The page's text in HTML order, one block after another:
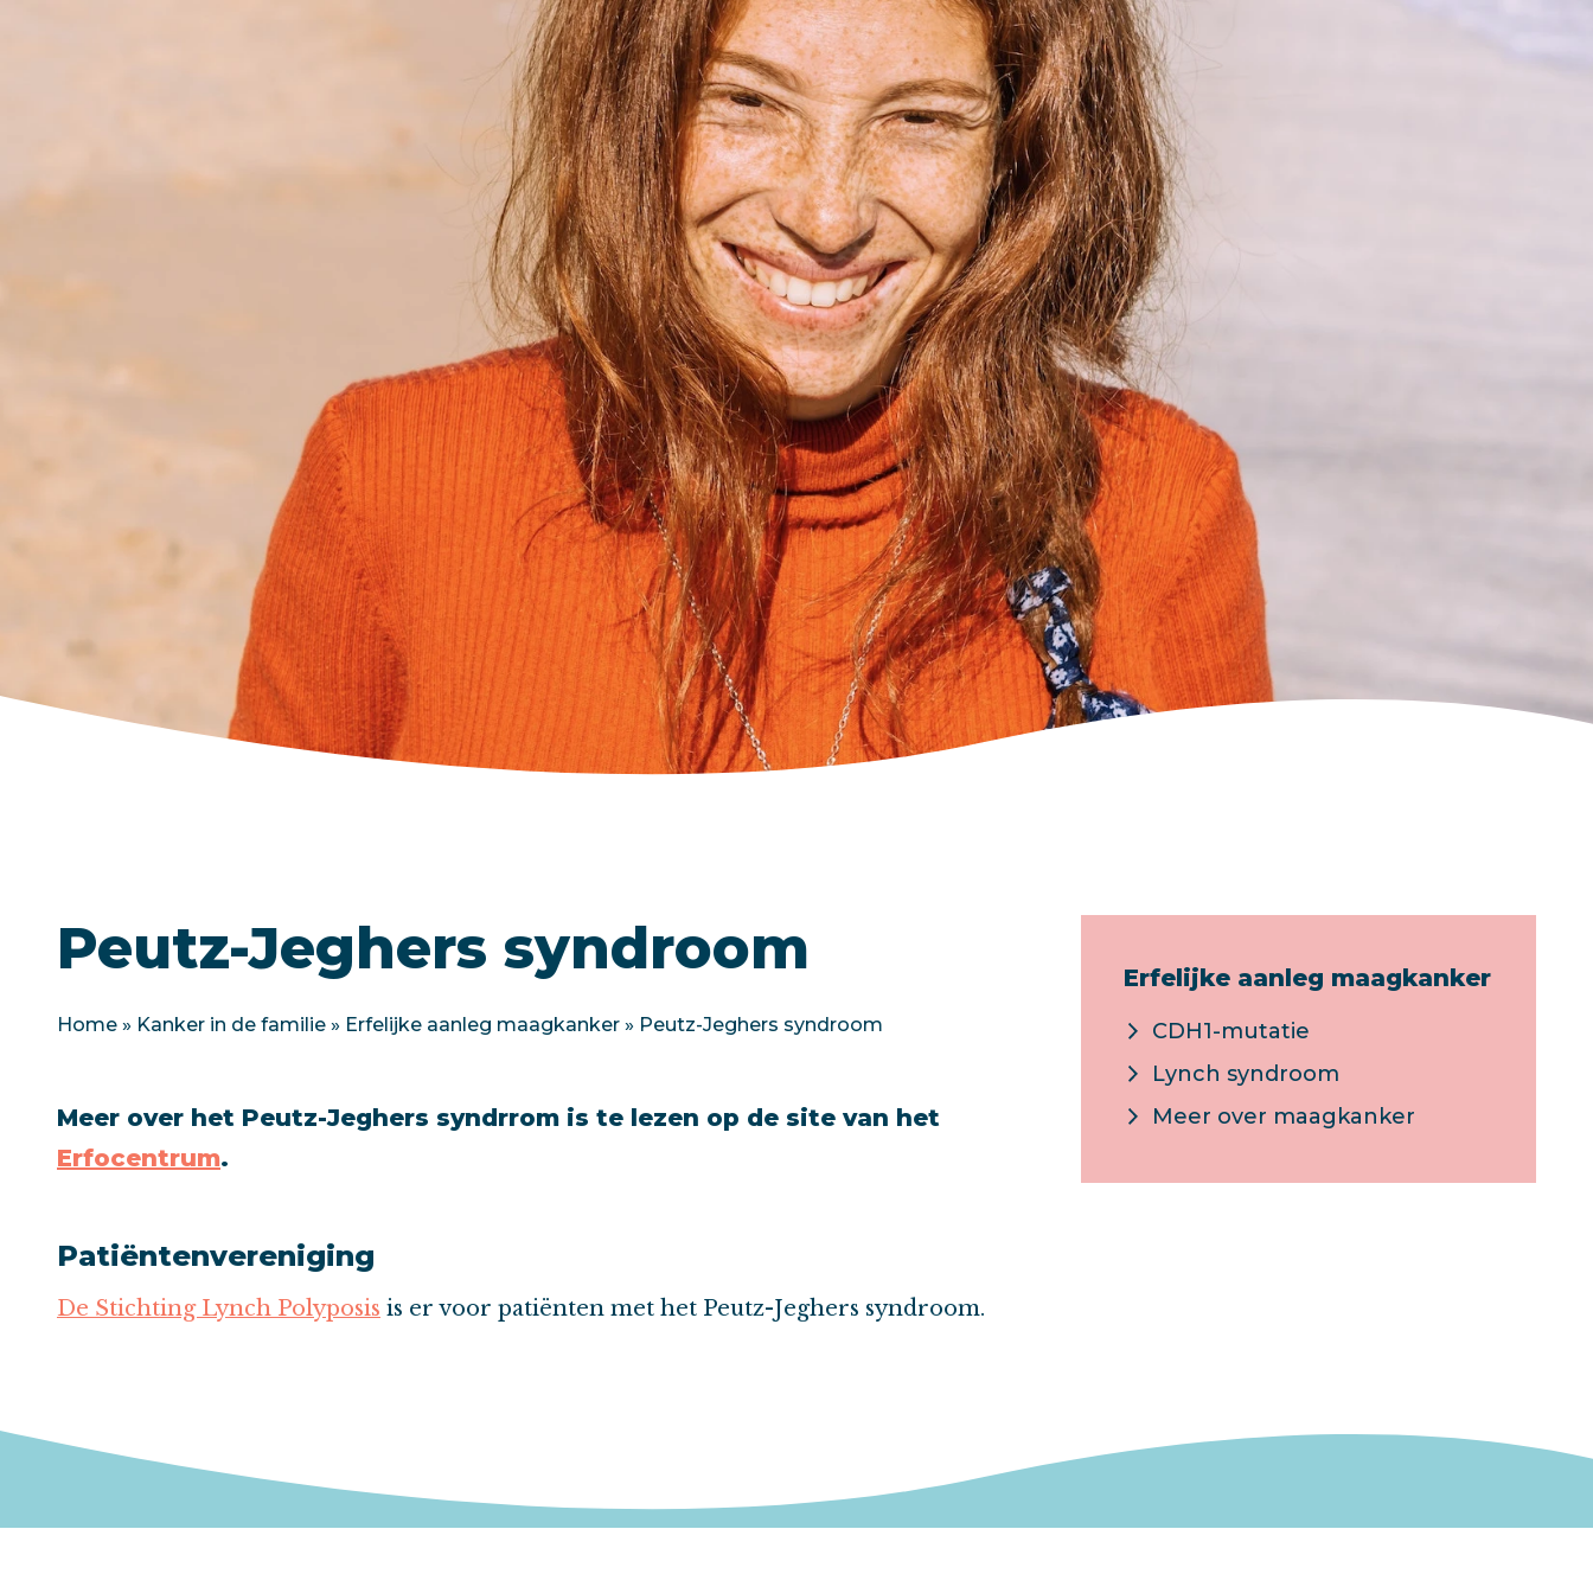
Peutz-Jeghers syndroom
Home » Kanker in de familie » Erfelijke aanleg maagkanker » Peutz-Jeghers syndroom
Meer over het Peutz-Jeghers syndrrom is te lezen op de site van het
Erfocentrum.
Patiëntenvereniging
De Stichting Lynch Polyposis is er voor patiënten met het Peutz-Jeghers syndroom.
Erfelijke aanleg maagkanker
CDH1-mutatie
Lynch syndroom
Meer over maagkanker